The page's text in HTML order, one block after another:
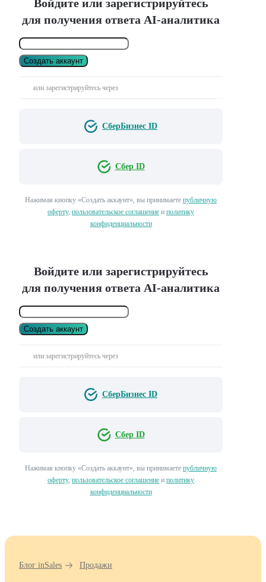
Войдите или зарегистрируйтесь
для получения ответа AI-аналитика
Создать аккаунт
или зарегистрируйтесь через
СберБизнес ID
Сбер ID
Нажимая кнопку «Создать аккаунт», вы принимаете публичную
оферту, пользовательское соглашение и политику
конфиденциальности
Войдите или зарегистрируйтесь
для получения ответа AI-аналитика
Создать аккаунт
или зарегистрируйтесь через
СберБизнес ID
Сбер ID
Нажимая кнопку «Создать аккаунт», вы принимаете публичную
оферту, пользовательское соглашение и политику
конфиденциальности
Блог inSales Продажи